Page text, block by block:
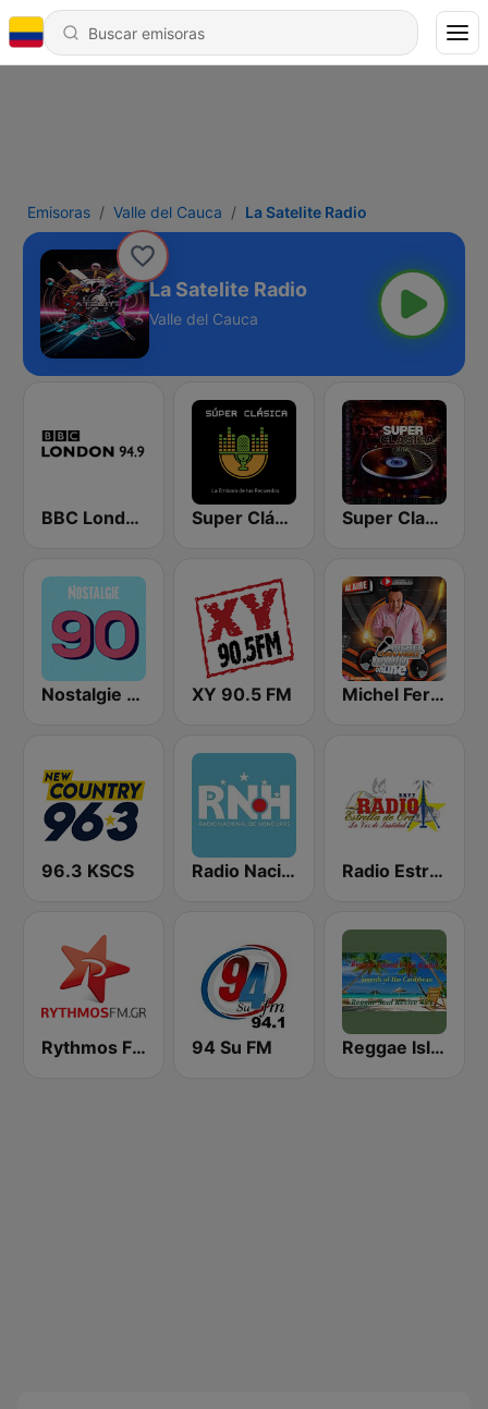
Emisoras Valle del Cauca La Satelite Radio
La Satelite Radio
Valle del Cauca
BBC London Super Clásica Super Clasica 2
Nostalgie 90 XY 90.5 FM Michel Fernandez Radio
96.3 KSCS Radio Nacional de Honduras Radio Estrella De Oro
Rythmos FM - Ρυθμος 94.9 94 Su FM Reggae Island Vybz